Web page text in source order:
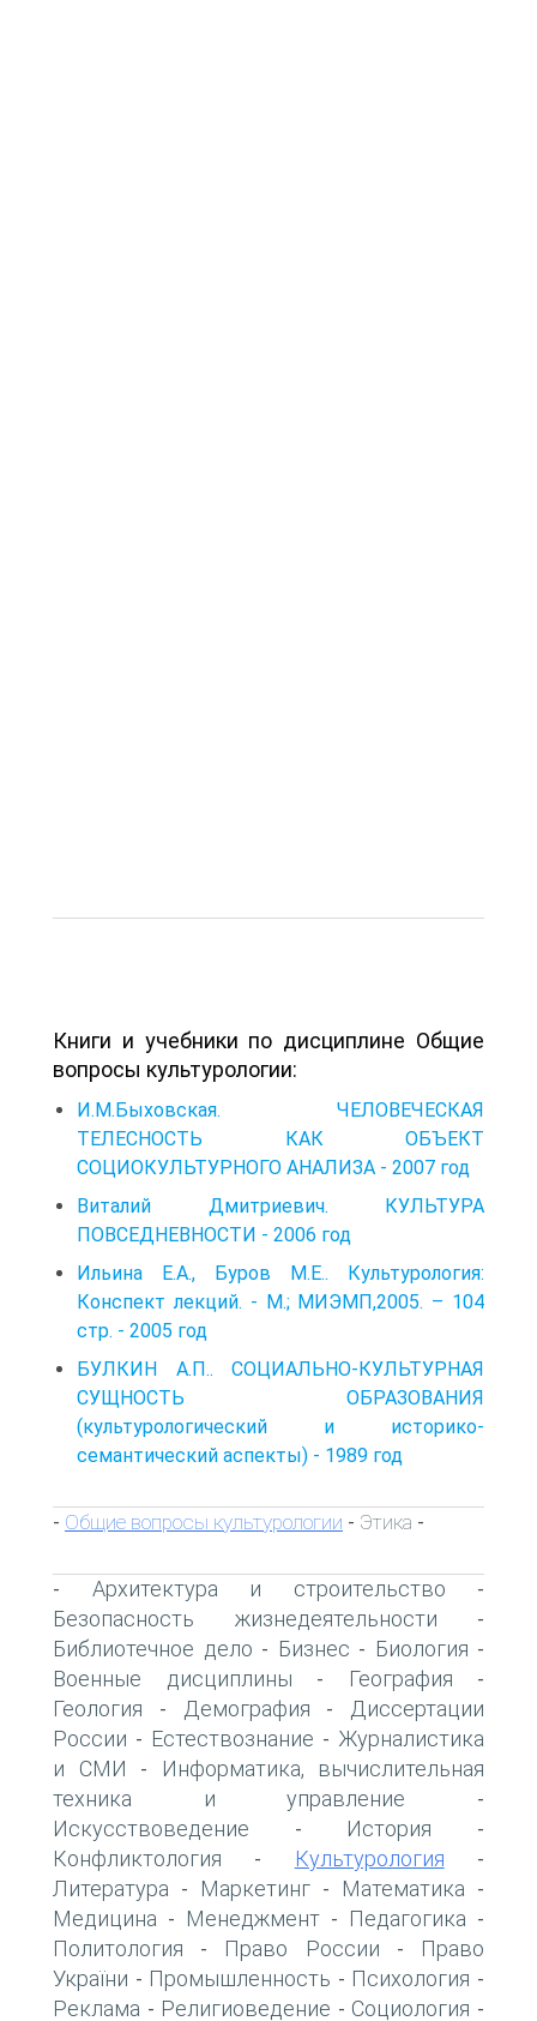
Книги и учебники по дисциплине Общие
вопросы культурологии:
И.М.Быховская. ЧЕЛОВЕЧЕСКАЯ
ТЕЛЕСНОСТЬ КАК ОБЪЕКТ
СОЦИОКУЛЬТУРНОГО АНАЛИЗА - 2007 год
Виталий Дмитриевич. КУЛЬТУРА
ПОВСЕДНЕВНОСТИ - 2006 год
Ильина Е.А., Буров М.Е.. Культурология:
Конспект лекций. - М.; МИЭМП,2005. – 104
стр. - 2005 год
БУЛКИН А.П.. СОЦИАЛЬНО-КУЛЬТУРНАЯ
СУЩНОСТЬ ОБРАЗОВАНИЯ
(культурологический и историко-
семантический аспекты) - 1989 год
- Общие вопросы культурологии - Этика -
- Архитектура и строительство -
Безопасность жизнедеятельности -
Библиотечное дело - Бизнес - Биология -
Военные дисциплины - География -
Геология - Демография -
Диссертации
России - Естествознание - Журналистика
и СМИ -
Информатика, вычислительная
техника и управление -
Искусствоведение - История -
Конфликтология - Культурология -
Литература - Маркетинг - Математика -
Медицина - Менеджмент - Педагогика -
Политология - Право России -
Право
України - Промышленность - Психология -
Реклама - Религиоведение - Социология -